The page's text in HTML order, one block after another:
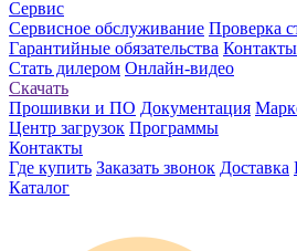
Сервис
Сервисное обслуживание Проверка
Гарантийные обязательства Контакты
Стать дилером Онлайн-видео
Скачать
Прошивки и ПО Документация
Центр загрузок Программы
Контакты
Где купить Заказать звонок Доставка
Каталог